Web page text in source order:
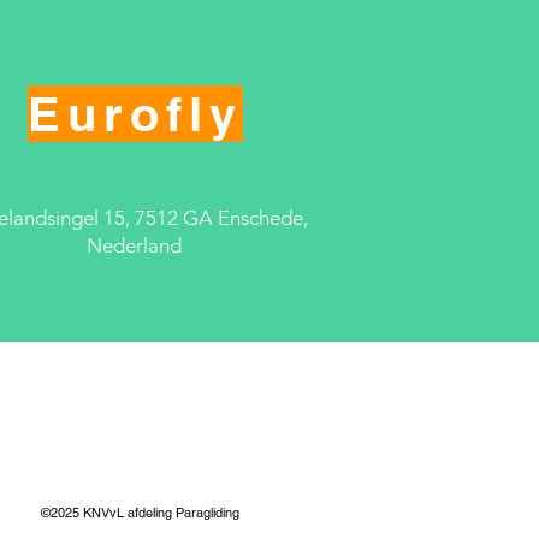
Eurofly
15, 7512 GA Enschede,
Nederland
©2025KNVvL afdeling Paragliding